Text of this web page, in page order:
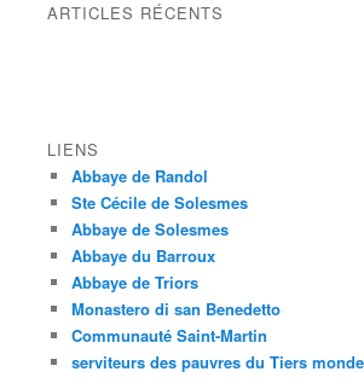
ARTICLES RÉCENTS
LIENS
Abbaye de Randol
Ste Cécile de Solesmes
Abbaye de Solesmes
Abbaye du Barroux
Abbaye de Triors
Monastero di san Benedetto
Communauté Saint-Martin
serviteurs des pauvres du Tiers monde